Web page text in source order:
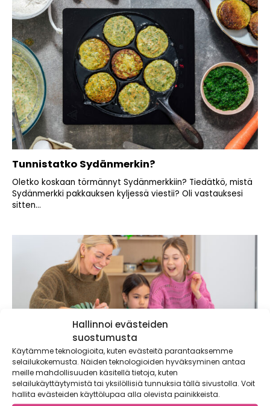
Hallinnoi evästeiden
suostumusta
Käytämme teknologioita, kuten evästeitä parantaaksemme
selailukokemusta. Näiden teknologioiden hyväksyminen antaa
meille mahdollisuuden käsitellä tietoja, kuten
selailukäyttäytymistä tai yksilöllisiä tunnuksia tällä sivustolla. Voit
hallita evästeiden käyttölupaa alla olevista painikkeista.
Tunnistatko Sydänmerkin?
Oletko koskaan törmännyt Sydänmerkkiin? Tiedätkö, mistä
Sydänmerkki pakkauksen kyljessä viestii? Oli vastauksesi
sitten...